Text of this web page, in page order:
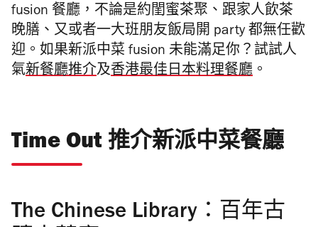
fusion 餐廳，不論是約閨蜜茶聚、跟家人飲茶
晚膳、又或者一大班朋友飯局開 party 都無任歡
迎。如果新派中菜 fusion 未能滿足你？試試人
氣新餐廳推介及香港最佳日本料理餐廳 。
Time Out 推介新派中菜餐廳
The Chinese Library：百年古